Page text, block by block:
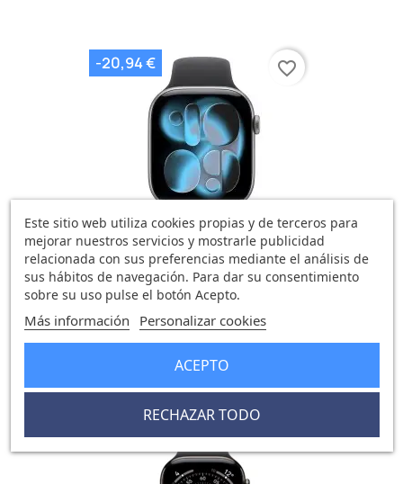
Watch 11 Cell 42mm Gris...
529,18 €508,24 €
0 opinión
-20,94 € favorite_border
-31,07 €
Este sitio web utiliza cookies propias y de terceros para
mejorar nuestros servicios y mostrarle publicidad
relacionada con sus preferencias mediante el análisis de
sus hábitos de navegación. Para dar su consentimiento
sobre su uso pulse el botón Acepto.
Más información Personalizar cookies
RECHAZAR TODO
ACEPTO